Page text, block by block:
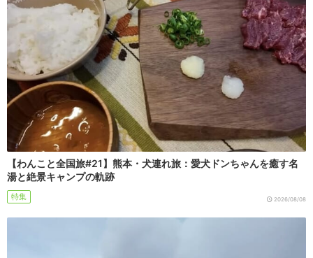
【わんこと全国旅#21】熊本・犬連れ旅：愛犬ドンちゃんを癒す名
湯と絶景キャンプの軌跡
特集 2026/08/08